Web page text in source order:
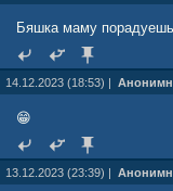
Бяшка маму
14.12.2023 (18:53) |
😁
13.12.2023 (23:39) |